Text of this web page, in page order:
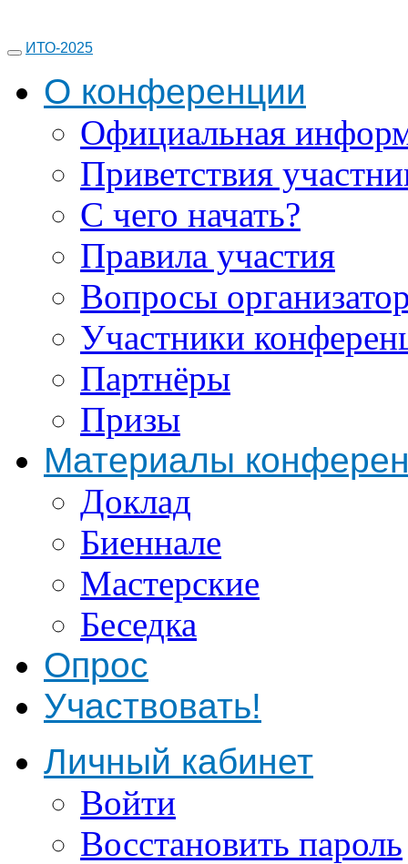
ИТО-2025
О конференции
Официальная
Приветствия
С чего начать?
Правила участия
Вопросы
Участники
Партнёры
Призы
Материалы
Доклад
Биеннале
Мастерские
Беседка
Опрос
Участвовать!
Личный кабинет
Войти
Восстановить пароль